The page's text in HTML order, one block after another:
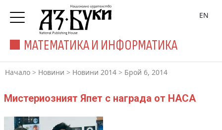
МАТЕМАТИКА И ИНФОРМАТИКА
EN
Начало > Новини > Новини 2014 > Брой 6, 2014
Мистериозният Япет с награда от НАСА